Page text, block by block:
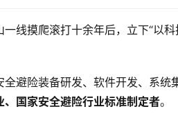
线摸爬滚打十余年后，立下“以科
避险装备研发、软件开发、系统
国家安全避险行业标准制定者。